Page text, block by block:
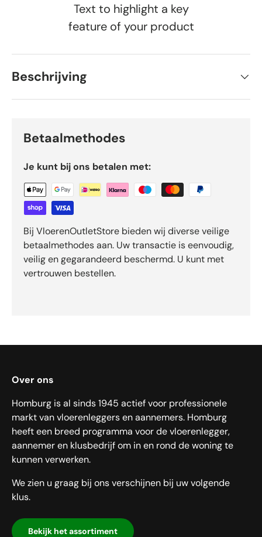
Text to highlight a key
feature of your product
Beschrijving
Betaalmethodes
Je kunt bij ons betalen met:
Bij VloerenOutletStore bieden wij diverse veilige
betaalmethodes aan. Uw transactie is eenvoudig,
veilig en gegarandeerd beschermd. U kunt met
vertrouwen bestellen.
Over ons
Homburg is al sinds 1945 actief voor professionele
markt van vloerenleggers en aannemers. Homburg
heeft een breed programma voor de vloerenlegger,
aannemer en klusbedrijf om in en rond de woning te
kunnen verwerken.
We zien u graag bij ons verschijnen bij uw volgende
klus.
Bekijk het assortiment